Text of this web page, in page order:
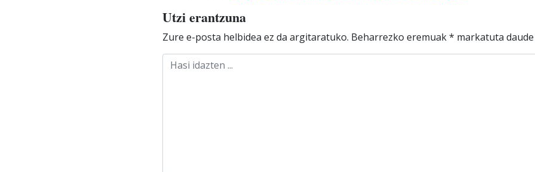
Utzi erantzuna
Zure e-posta helbidea ez da argitaratuko. Beharrezko eremuak* markatuta daude